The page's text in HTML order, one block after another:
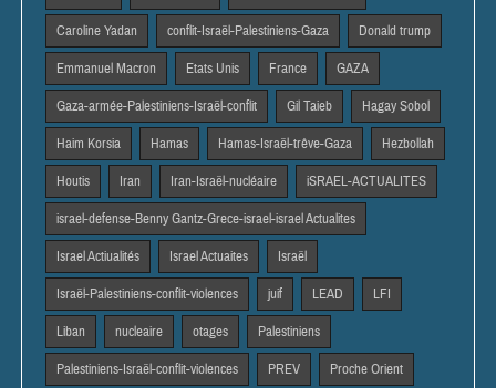
Caroline Yadan conflit-Israël-Palestiniens-Gaza Donald trump
Emmanuel Macron Etats Unis France GAZA
Gaza-armée-Palestiniens-Israël-conflit Gil Taieb Hagay Sobol
Haim Korsia Hamas Hamas-Israël-trêve-Gaza Hezbollah
Houtis Iran Iran-Israël-nucléaire iSRAEL-ACTUALITES
israel-defense-Benny Gantz-Grece-israel-israel Actualites
Israel Actiualités Israel Actuaites Israël
Israël-Palestiniens-conflit-violences juif LEAD LFI
Liban nucleaire otages Palestiniens
Palestiniens-Israël-conflit-violences PREV Proche Orient